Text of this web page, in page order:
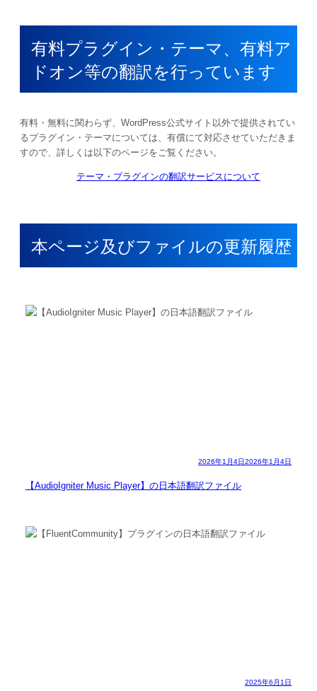
有料プラグイン・テーマ、有料ア
ドオン等の翻訳を行っています
有料・無料に関わらず、WordPress公式サイト以外で提供されてい
るプラグイン・テーマについては、有償にて対応させていただきま
すので、詳しくは以下のページをご覧ください。
テーマ・プラグインの翻訳サービスについて
本ページ及びファイルの更新履歴
2026年1月4日2026年1月4日
【AudioIgniter Music Player】の日本語翻訳ファイル
2025年6月1日